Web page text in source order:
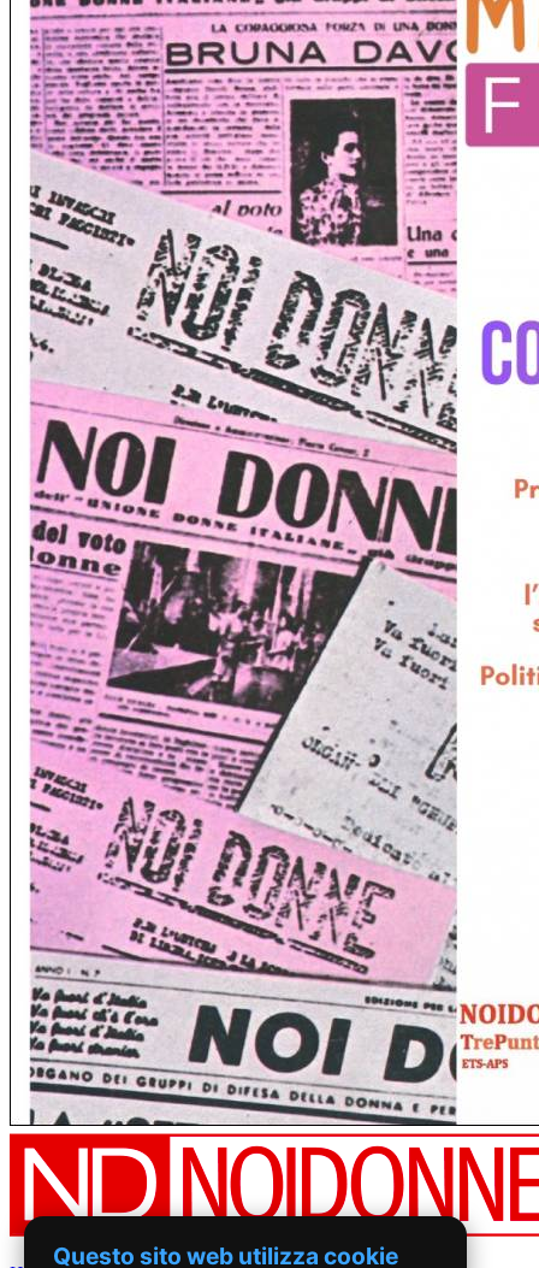
Questo sito web utilizza cookie